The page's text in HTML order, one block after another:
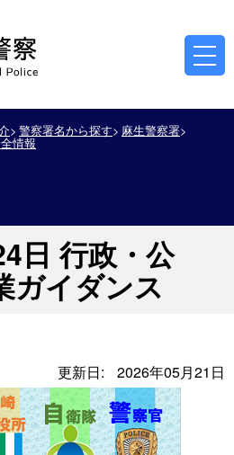
警察署名から探す 麻生警察署
情報
日 行政・公
イダンス
更新日: 2026年05月21日